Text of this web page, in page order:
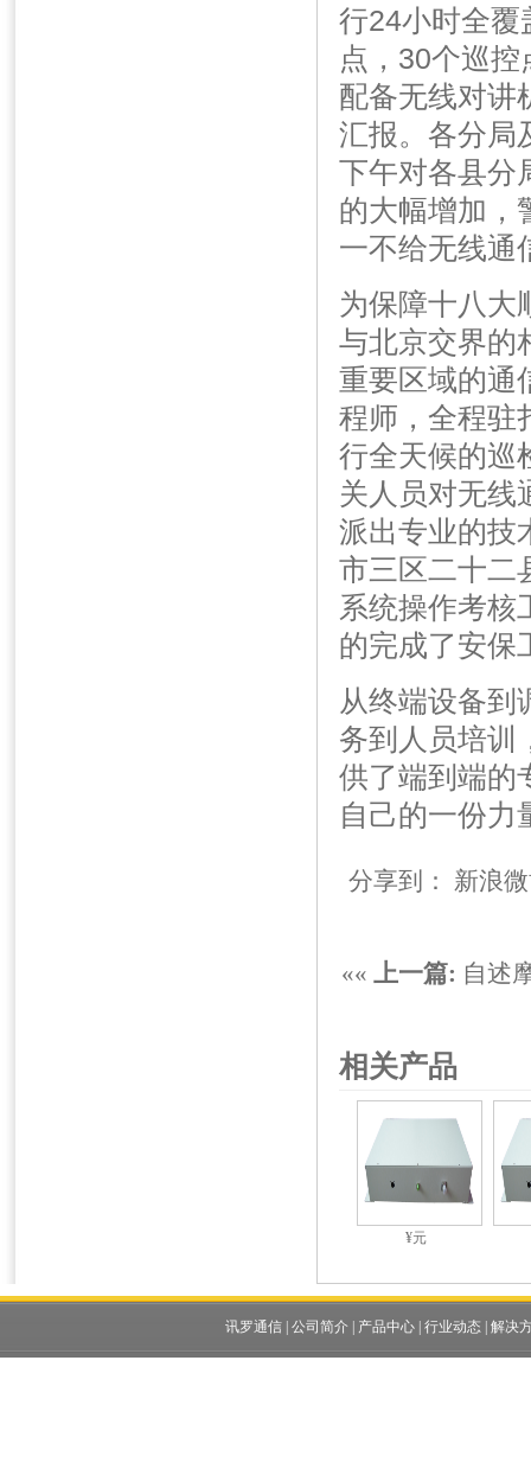
行24小时全覆
点，30个巡
配备无线对讲
汇报。各分局
下午对各县分
的大幅增加，
一不给无线通
为保障十八大
与北京交界的
重要区域的通
程师，全程驻
行全天候的巡
关人员对无线
派出专业的技
市三区二十二
系统操作考核
的完成了安保
从终端设备到
务到人员培训
供了端到端的
自己的一份力
分享到： 新浪
«« 上一篇: 自述
相关产品
¥元
讯罗通信| 公司简介| 产品中心| 行业动态| 解决